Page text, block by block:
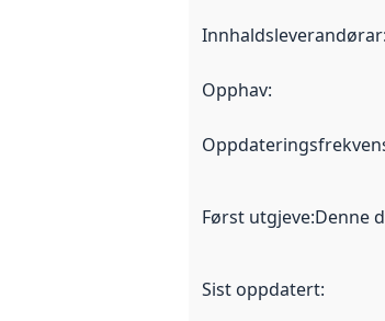
Innhaldsleverandørar:
Opphav:
Først utgjeve:Denne
Sist oppdatert: